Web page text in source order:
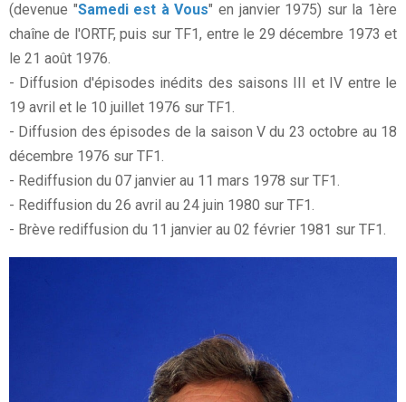
(devenue "Samedi est à Vous" en janvier 1975) sur la 1ère
chaîne de l'ORTF, puis sur TF1, entre le 29 décembre 1973 et
le 21 août 1976.
- Diffusion d'épisodes inédits des saisons III et IV entre le
19 avril et le 10 juillet 1976 sur TF1.
- Diffusion des épisodes de la saison V du 23 octobre au 18
décembre 1976 sur TF1.
- Rediffusion du 07 janvier au 11 mars 1978 sur TF1.
- Rediffusion du 26 avril au 24 juin 1980 sur TF1.
- Brève rediffusion du 11 janvier au 02 février 1981 sur TF1.